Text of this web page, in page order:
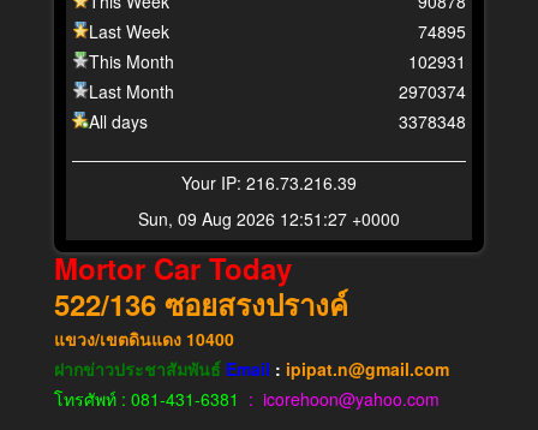
Last Week
This Month
Last Month
All days
74895
102931
2970374
3378348
Your IP: 216.73.216.39
Sun, 09 Aug 2026 12:51:27 +0000
Mortor Car Today
522/136 ซอยสรงปรางค์
แขวง​/เขต​ดินแดง​ 10400
ฝากข่าวประชาสัมพันธ์ Email : ipipat.n@gmail.com
โทรศัพท์ : 081-431-6381 : icorehoon@yahoo.com